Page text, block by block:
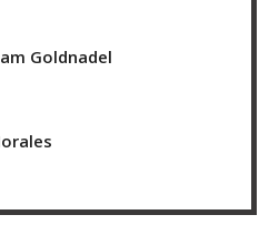
Goldnadel